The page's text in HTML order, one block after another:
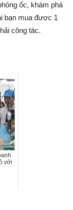
ốc, khám phá
bạn mua được 1
công tác.
với